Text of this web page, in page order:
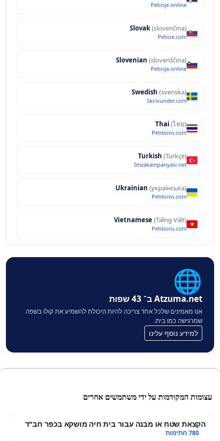
Peticije.online
Slovak(slovenčina)
Peticie.com
Slovenian (slovenščina)
Peticija.online
Swedish (svenska)
Skrivunder.com
Thai (ไทย)
Petitions.com
Turkish (Türkçe)
Imzakampanyasi.net
Ukrainian (українська)
Petitions.com
Vietnamese (Tiếng Việt)
Petitions.com
🌐
Atzuma.net ב־ 43 שפות
אנו מאמינים שלכל אחד צריכה להיות היכולת להשמיע את קולו בשפה
שמרגישה כמו בית.
למידע נוסף עלינו
עצומות המקודמות על ידי משתמשים אחרים
הקצאת שטח או מבנה עבור בית חיה מושקא בכפר חב"ד
780 חתימות